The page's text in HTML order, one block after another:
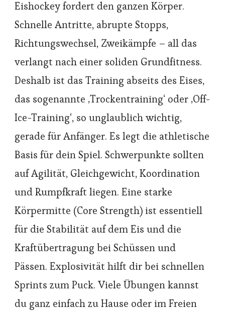
Eishockey fordert den ganzen Körper.
Schnelle Antritte, abrupte Stopps,
Richtungswechsel, Zweikämpfe – all das
verlangt nach einer soliden Grundfitness.
Deshalb ist das Training abseits des Eises,
das sogenannte ‚Trockentraining‘ oder ‚Off-
Ice-Training‘, so unglaublich wichtig,
gerade für Anfänger. Es legt die athletische
Basis für dein Spiel. Schwerpunkte sollten
auf Agilität, Gleichgewicht, Koordination
und Rumpfkraft liegen. Eine starke
Körpermitte (Core Strength) ist essentiell
für die Stabilität auf dem Eis und die
Kraftübertragung bei Schüssen und
Pässen. Explosivität hilft dir bei schnellen
Sprints zum Puck. Viele Übungen kannst
du ganz einfach zu Hause oder im Freien